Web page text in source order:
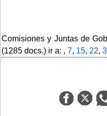
Comisiones y Juntas de
(1285 docs.) ir a: , 7, 15, 22,